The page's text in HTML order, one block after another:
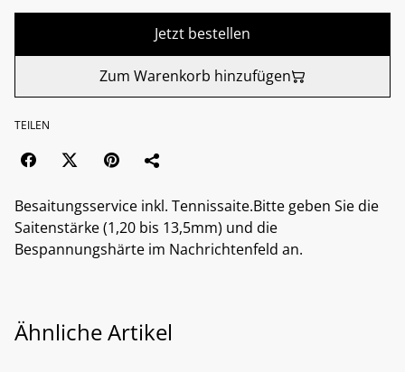
Jetzt bestellen
Zum Warenkorb hinzufügen
TEILEN
Besaitungsservice inkl. Tennissaite.Bitte geben Sie die
Saitenstärke (1,20 bis 13,5mm) und die
Bespannungshärte im Nachrichtenfeld an.
Ähnliche Artikel